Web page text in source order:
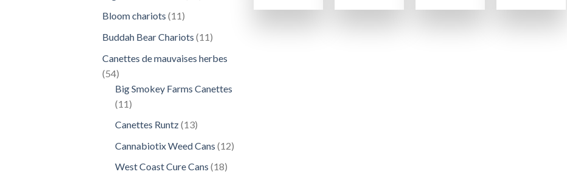
Bloom chariots 1111
Buddah Bear Chariots 1111
Canettes de mauvaises herbes
5454
produits
Big Smokey Farms Canettes
11 11
Canettes Runtz 1313
Cannabiotix Weed Cans 1212
West Coast Cure Cans 1818
prix :
prix :
prix :
prix :